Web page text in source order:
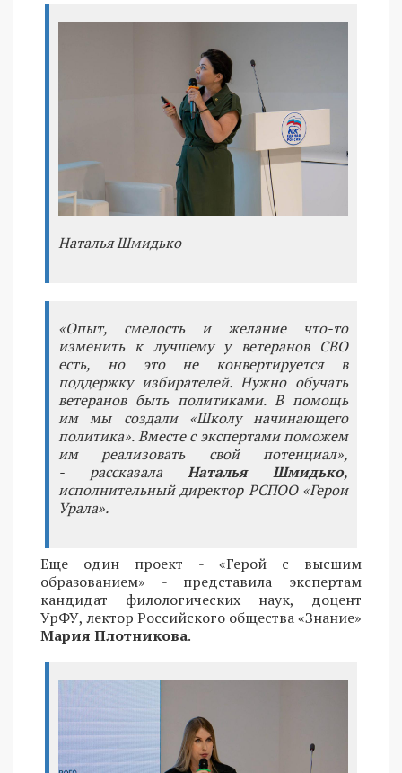
Наталья Шмидько
«Опыт, смелость и желание что-то
изменить к лучшему у ветеранов СВО
есть, но это не конвертируется в
поддержку избирателей. Нужно обучать
ветеранов быть политиками. В помощь
им мы создали «Школу начинающего
политика». Вместе с экспертами поможем
им реализовать свой потенциал»,
- рассказалаНаталья Шмидько,
исполнительный директор РСПОО «Герои
Урала».
Еще один проект - «Герой с высшим
образованием» - представила экспертам
кандидат филологических наук, доцент
УрФУ, лектор Российского общества «Знание»
Мария Плотникова.